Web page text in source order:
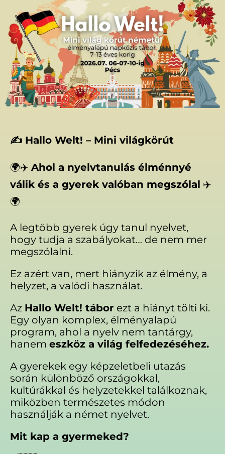
✍️ Hallo Welt! – Mini világkörút
🌍✈️ Ahol a nyelvtanulás élménnyé
válik és a gyerek valóban megszólal ✈️
🌍
A legtöbb gyerek úgy tanul nyelvet,
hogy tudja a szabályokat… de nem mer
megszólalni.
Ez azért van, mert hiányzik az élmény, a
helyzet, a valódi használat.
Az Hallo Welt! tábor ezt a hiányt tölti ki.
Egy olyan komplex, élményalapú
program, ahol a nyelv nem tantárgy,
hanem eszköz a világ felfedezéséhez.
A gyerekek egy képzeletbeli utazás
során különböző országokkal,
kultúrákkal és helyzetekkel találkoznak,
miközben természetes módon
használják a német nyelvet.
Mit kap a gyermeked?